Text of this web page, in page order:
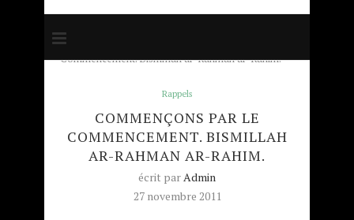
Accueil
Commencement. Bismillah ar-Rahman ar-Rahim.
Rappels
COMMENÇONS PAR LE
COMMENCEMENT. BISMILLAH
AR-RAHMAN AR-RAHIM.
écrit parAdmin
27 novembre 2011